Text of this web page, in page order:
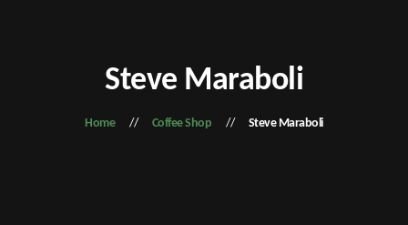
Steve Maraboli
Home Coffee Shop Steve Maraboli